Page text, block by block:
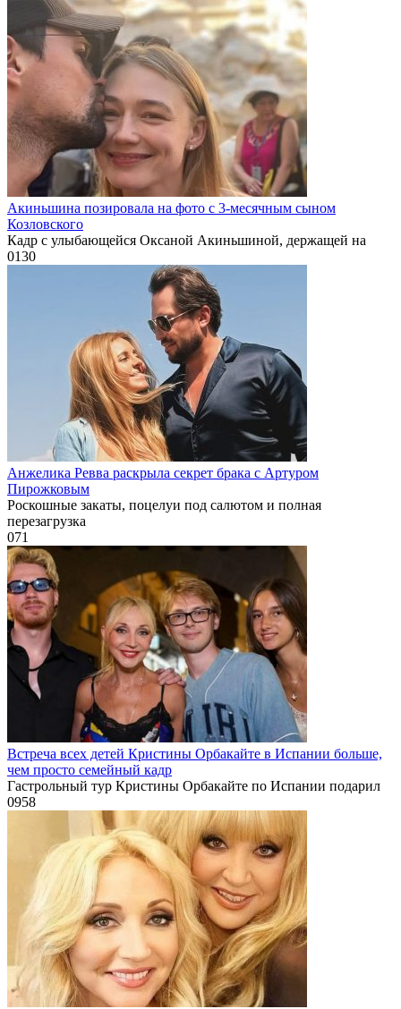
Акиньшина позировала на фото с 3-месячным сыном
Козловского
Кадр с улыбающейся Оксаной Акиньшиной, держащей на
0130
Анжелика Ревва раскрыла секрет брака с Артуром
Пирожковым
Роскошные закаты, поцелуи под салютом и полная
перезагрузка
071
Встреча всех детей Кристины Орбакайте в Испании больше,
чем просто семейный кадр
Гастрольный тур Кристины Орбакайте по Испании подарил
0958